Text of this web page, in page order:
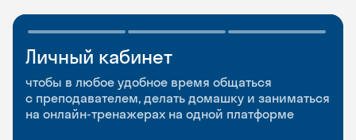
Личный кабинет
чтобы в любое удобное время общаться
с преподавателем, делать домашку и заниматься
на онлайн-тренажерах на одной платформе
Мобильное
приложение
чтобы заниматься и изучать новые слова где
и когда удобно
Разговорные клубы
и Talks
Групповые занятия для разговорной практики
и индивидуальные встречи с преподавателями